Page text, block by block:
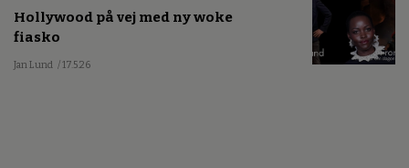
Hollywood på vej med ny woke
fiasko
Jan Lund / 17.5.26